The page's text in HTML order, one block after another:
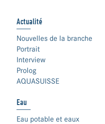
Actualité
Nouvelles de la branche
Portrait
Interview
Prolog
AQUASUISSE
Eau
Eau potable et eaux